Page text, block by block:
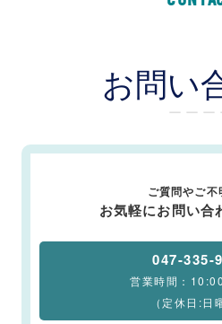
お問い
ー ー ー
ご質問やご不
お気軽にお問い合
047-335-
営業時間：
（定休日:日